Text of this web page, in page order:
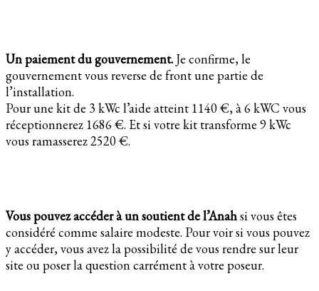
Un paiement du gouvernement. Je confirme, le
gouvernement vous reverse de front une partie de
l’installation.
Pour une kit de 3 kWc l’aide atteint 1140 €, à 6 kWC vous
réceptionnerez 1686 €. Et si votre kit transforme 9 kWc
vous ramasserez 2520 €.
Vous pouvez accéder à un soutient de l’Anahsi vous êtes
considéré comme salaire modeste. Pour voir si vous pouvez
y accéder, vous avez la possibilité de vous rendre sur leur
site ou poser la question carrément à votre poseur.